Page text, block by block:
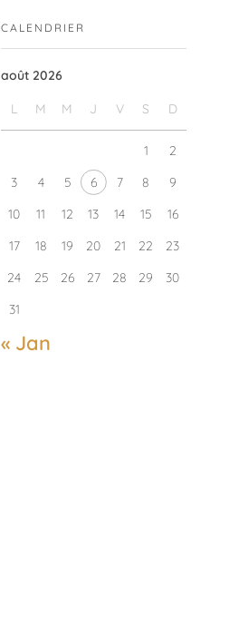
CALENDRIER
août 2026
L M M J V S D
1
2
3
4 5 6 7 8
9
10
11 12 13 14 15
16
17
18 19 20 21 22
23
24
25 26 27 28 29
30
31
« Jan